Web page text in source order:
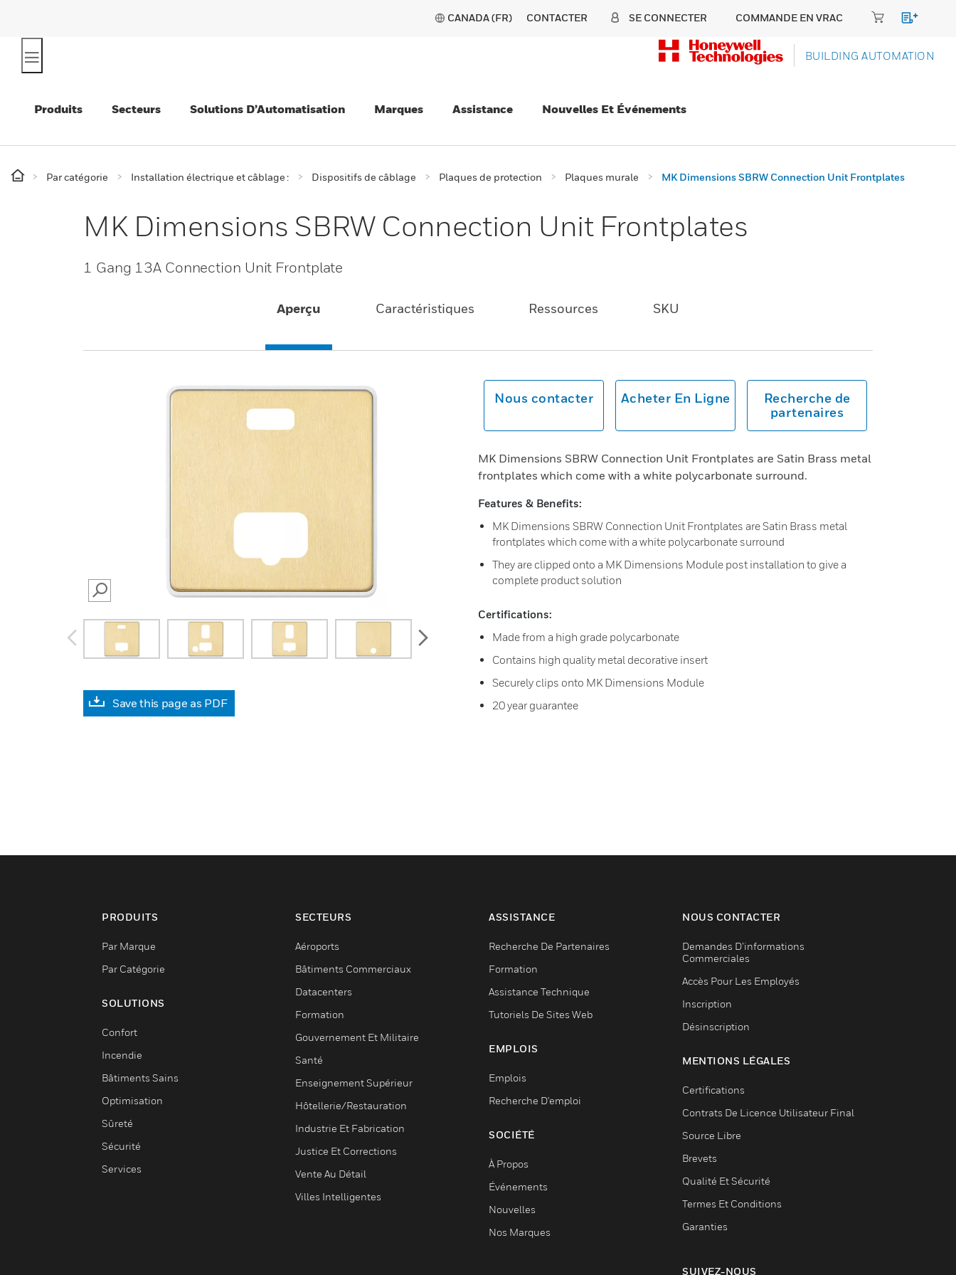
CANADA (FR) CONTACTER SE CONNECTER COMMANDE EN VRAC
BUILDING AUTOMATION
Produits Secteurs Solutions D’Automatisation Marques Assistance Nouvelles Et Événements
Par catégorie Installation électrique et câblage : Dispositifs de câblage Plaques de protection Plaques murale MK Dimensions SBRW Connection Unit Frontplates
MK Dimensions SBRW Connection Unit Frontplates
1 Gang 13A Connection Unit Frontplate
Aperçu Caractéristiques Ressources SKU
SEARCH
Save this page as PDF
Nous contacter Acheter En Ligne
Recherche de
partenaires
MK Dimensions SBRW Connection Unit Frontplates are Satin Brass metal
frontplates which come with a white polycarbonate surround.
Features & Benefits:
MK Dimensions SBRW Connection Unit Frontplates are Satin Brass metal
frontplates which come with a white polycarbonate surround
They are clipped onto a MK Dimensions Module post installation to give a
complete product solution
Certifications:
Made from a high grade polycarbonate
Contains high quality metal decorative insert
Securely clips onto MK Dimensions Module
20 year guarantee
PRODUITS
Par Marque
Par Catégorie
SOLUTIONS
Confort
Incendie
Bâtiments Sains
Optimisation
Sûreté
Sécurité
Services
SECTEURS
Aéroports
Bâtiments Commerciaux
Datacenters
Formation
Gouvernement Et Militaire
Santé
Enseignement Supérieur
Hôtellerie/Restauration
Industrie Et Fabrication
Justice Et Corrections
Vente Au Détail
Villes Intelligentes
ASSISTANCE
Recherche De Partenaires
Formation
Assistance Technique
Tutoriels De Sites Web
EMPLOIS
Emplois
Recherche D'emploi
SOCIÉTÉ
À Propos
Événements
Nouvelles
Nos Marques
NOUS CONTACTER
Demandes D’informations
Commerciales
Accès Pour Les Employés
Inscription
Désinscription
MENTIONS LÉGALES
Certifications
Contrats De Licence Utilisateur Final
Source Libre
Brevets
Qualité Et Sécurité
Termes Et Conditions
Garanties
SUIVEZ-NOUS